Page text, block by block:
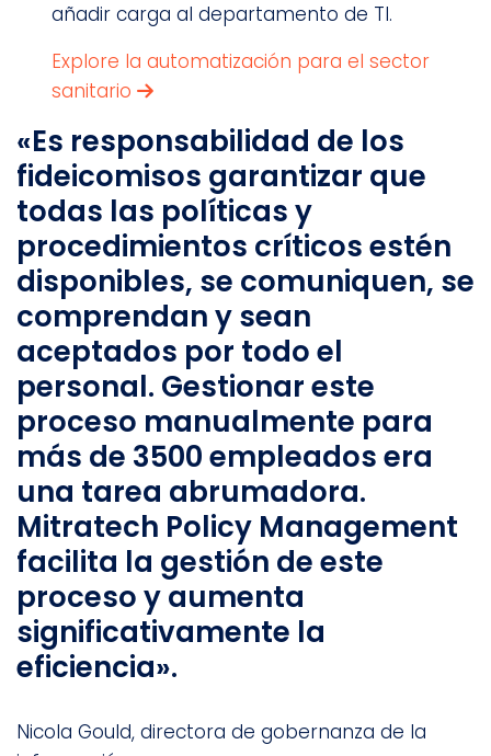
añadir carga al departamento de TI.
Explore la automatización para el sector
sanitario
«Es responsabilidad de los
fideicomisos garantizar que
todas las políticas y
procedimientos críticos estén
disponibles, se comuniquen, se
comprendan y sean
aceptados por todo el
personal. Gestionar este
proceso manualmente para
más de 3500 empleados era
una tarea abrumadora.
Mitratech Policy Management
facilita la gestión de este
proceso y aumenta
significativamente la
eficiencia».
Nicola Gould, directora de gobernanza de la